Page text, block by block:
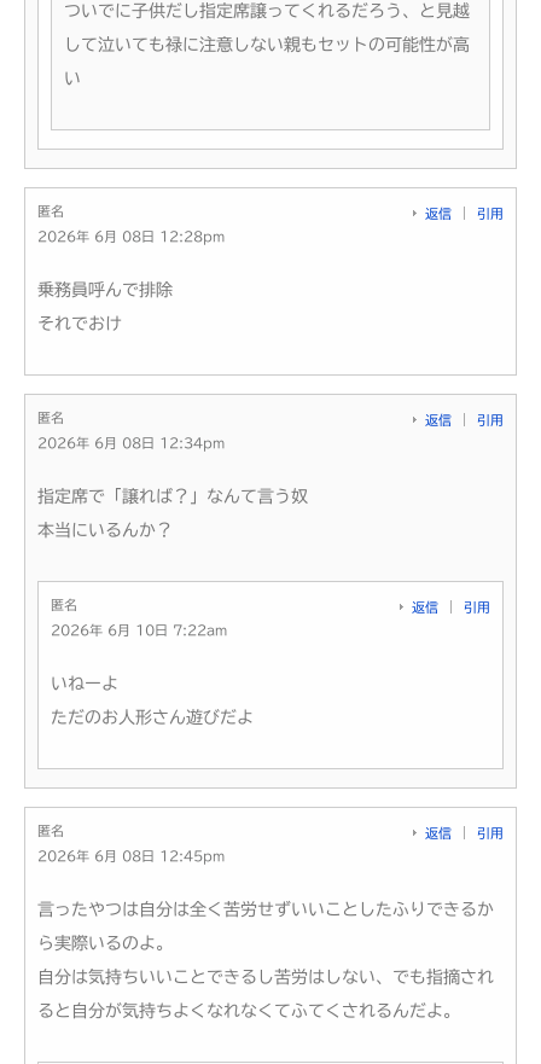
ついでに子供だし指定席譲ってくれるだろう、と見越
して泣いても禄に注意しない親もセットの可能性が高
い
匿名
2026年 6月 08日 12:28pm
返信 引用
乗務員呼んで排除
それでおけ
匿名
2026年 6月 08日 12:34pm
返信 引用
指定席で「譲れば？」なんて言う奴
本当にいるんか？
匿名
2026年 6月 10日 7:22am
返信 引用
いねーよ
ただのお人形さん遊びだよ
匿名
2026年 6月 08日 12:45pm
返信 引用
言ったやつは自分は全く苦労せずいいことしたふりできるか
ら実際いるのよ。
自分は気持ちいいことできるし苦労はしない、でも指摘され
ると自分が気持ちよくなれなくてふてくされるんだよ。